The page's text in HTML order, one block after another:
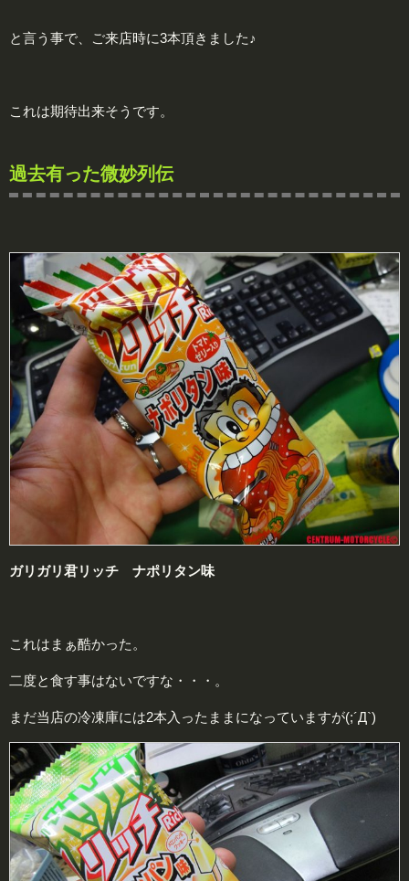
と言う事で、ご来店時に3本頂きました♪
これは期待出来そうです。
過去有った微妙列伝
ガリガリ君リッチ ナポリタン味
これはまぁ酷かった。
二度と食す事はないですな・・・。
まだ当店の冷凍庫には2本入ったままになっていますが(;´Д`)